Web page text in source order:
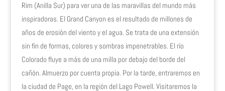
Rim (Anilla Sur) para ver una de las maravillas del mundo más
inspiradoras. El Grand Canyon es el resultado de millones de
años de erosión del viento y el agua. Se trata de una extensión
sin fin de formas, colores y sombras impenetrables. El río
Colorado fluye a más de una milla por debajo del borde del
cañón. Almuerzo por cuenta propia. Por la tarde, entraremos en
la ciudad de Page, en la región del Lago Powell. Visitaremos la